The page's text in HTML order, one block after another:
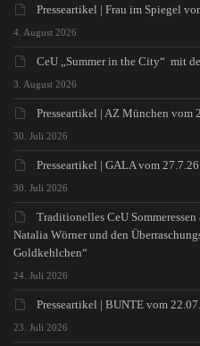
Presseartikel | Frau im Spiegel
4. August 2026
CeU „Summer in the City“ mit
3. August 2026
Presseartikel | AZ München vom
30. Juli 2026
Presseartikel | GALA vom 27.7.26
30. Juli 2026
Traditionelles CeU
Natalia Wörner und den
Goldkehlchen“
24. Juli 2026
Presseartikel | BUNTE vom
23. Juli 2026